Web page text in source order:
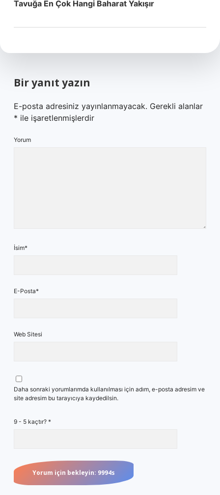
Tavuğa En Çok Hangi Baharat Yakışır
Bir yanıt yazın
E-posta adresiniz yayınlanmayacak. Gerekli alanlar
* ile işaretlenmişlerdir
Yorum
İsim*
E-Posta*
Web Sitesi
Daha sonraki yorumlarımda kullanılması için adım, e-posta adresim ve
site adresim bu tarayıcıya kaydedilsin.
9 - 5 kaçtır? *